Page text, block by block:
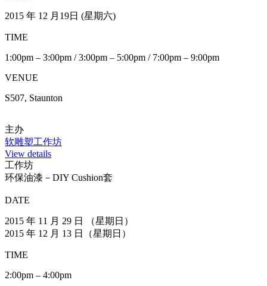
(4 堂共12小時)
VENUE
H311, Hollywood
Obellery – Contemporary Jewellery Studio
圣诞推介, 工作坊
圣诞木雕工作坊
DATE
2015 年 12 月20日 (星期日)
TIME
2:30pm – 4:30pm
VENUE
S507, Staunton